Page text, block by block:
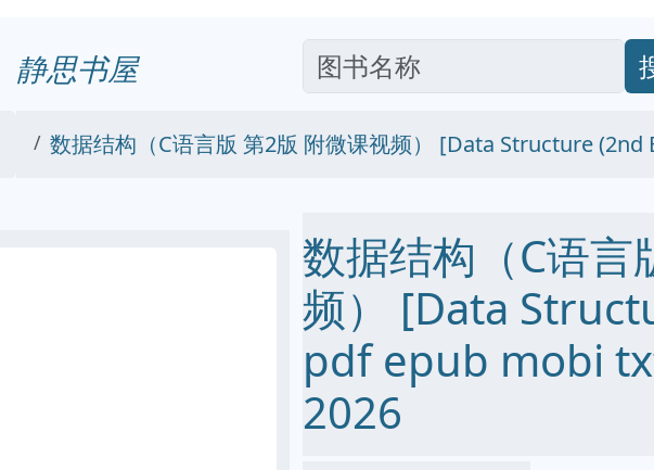
静思书屋
数据结构（C语言版 第2版 附微课视频） [Data Structure (2nd
数据结构（C语言
频） [Data
pdf epub mobi
2026